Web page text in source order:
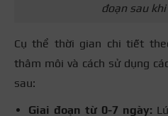
đoạn sau
Cụ thể thời gian chi tiết
thâm môi và cách sử dụng
sau:
Giai đoạn từ 0-7 ngày: